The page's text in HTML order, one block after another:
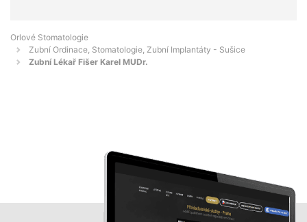
Orlové Stomatologie
Zubní Ordinace, Stomatologie, Zubní Implantáty - Sušice
Zubní Lékař Fišer Karel MUDr.